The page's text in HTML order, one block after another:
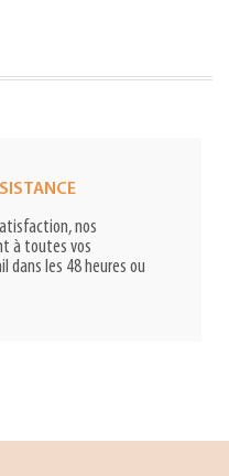
nos
à toutes vos
dans les 48 heures ou